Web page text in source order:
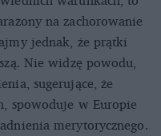
na zachorowanie
jednak, że prątki
Nie widzę powodu,
sugerujące, że
spowoduje w Europie
merytorycznego.